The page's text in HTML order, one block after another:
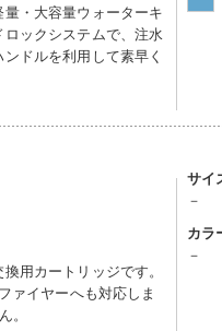
・大容量ウォーターキ
ックシステムで、注水
ドルを利用して素早く
用カートリッジです。
ァイヤーへも対応しま
。
サイ
－
カラ
－